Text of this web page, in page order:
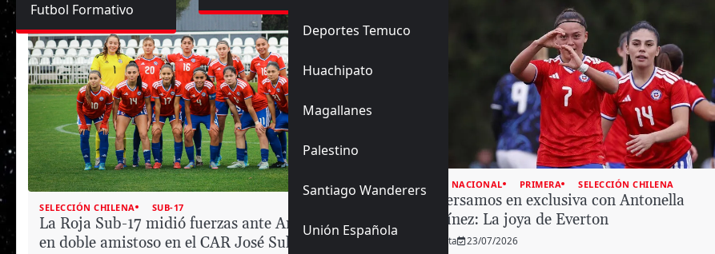
Deportes Temuco
Huachipato
Magallanes
Palestino
Santiago Wanderers
Unión Española
Futbol Formativo
SELECCIÓN CHILENA SUB-17
La Roja Sub-17 midió fuerzas ante Argentina
en doble amistoso en el CAR José Sulantay.
FUTBOL NACIONAL PRIMERA SELECCIÓN CHILENA
Conversamos en exclusiva con Antonella
Martínez: La joya de Everton
Planeta 23/07/2026